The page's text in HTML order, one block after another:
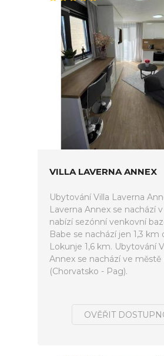
VILLA LAVERNA ANNEX
Ubytování Villa Laverna
Laverna Annex se nachází
nabízí sezónní venkovní
Babe se nachází jen 1,3 km
Lokunje 1,6 km. Ubytování
Annex se nachází ve městě
(Chorvatsko - Pag).
OVĚŘIT